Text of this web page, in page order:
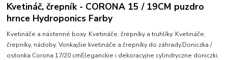
Kvetináč, črepník - CORONA 15 / 19CM puzdro
hrnce Hydroponics Farby
Kvetináče a nástenné boxy. Kvetináče, črepníky a truhlíky. Kvetináče,
črepníky, nádoby. Vonkajšie kvetináče a črepníky do záhrady.Doniczka /
osłonka Corona 17/20 cmEleganckie i dekoracyjne cylindryczne doniczki,